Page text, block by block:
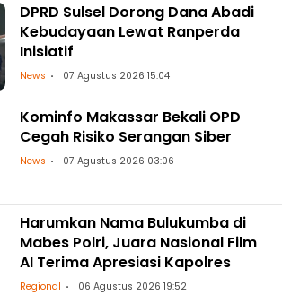
DPRD Sulsel Dorong Dana Abadi
Kebudayaan Lewat Ranperda
Inisiatif
News 07 Agustus 2026 15:04
Kominfo Makassar Bekali OPD
Cegah Risiko Serangan Siber
News 07 Agustus 2026 03:06
Harumkan Nama Bulukumba di
Mabes Polri, Juara Nasional Film
AI Terima Apresiasi Kapolres
Regional 06 Agustus 2026 19:52